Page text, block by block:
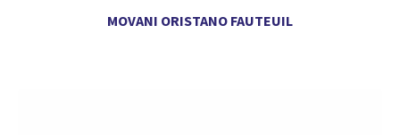
MOVANI ORISTANO FAUTEUIL